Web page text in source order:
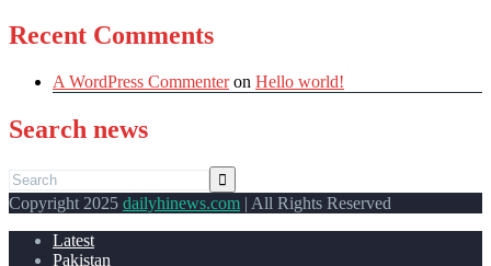
Recent Comments
A WordPress Commenteron Hello world!
Search news
Copyright 2025 dailyhinews.com | All Rights Reserved
Latest
Pakistan